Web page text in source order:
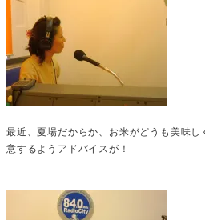
最近、夏場だからか、お米がどうも美味
意するようアドバイスが！